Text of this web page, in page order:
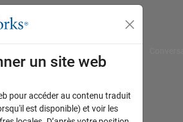
un site web
pour accéder au contenu traduit
est disponible) et voir les